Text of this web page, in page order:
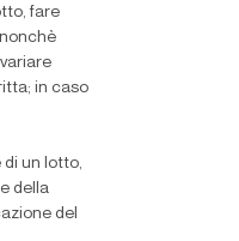
fare
in caso
di un lotto,
della
del